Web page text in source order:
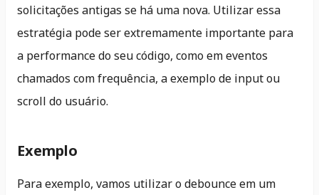
solicitações antigas se há uma nova. Utilizar essa
estratégia pode ser extremamente importante para
a performance do seu código, como em eventos
chamados com frequência, a exemplo de input ou
scroll do usuário.
Exemplo
Para exemplo, vamos utilizar o debounce em um